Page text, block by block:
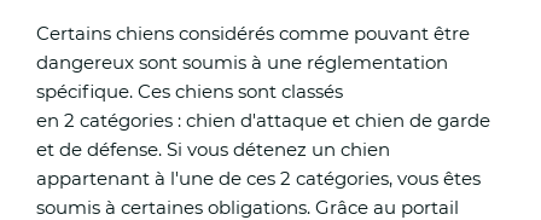
Certains chiens considérés comme pouvant être
dangereux sont soumis à une réglementation
spécifique. Ces chiens sont classés
en 2 catégories : chien d'attaque et chien de garde
et de défense. Si vous détenez un chien
appartenant à l'une de ces 2 catégories, vous êtes
soumis à certaines obligations. Grâce au portail